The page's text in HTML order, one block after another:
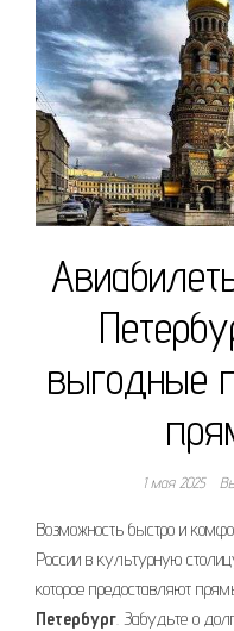
выгодные
1 мая 2025
Возможность быстро и
России в культурную
которое предоставляют
Петербург . Забудьте о